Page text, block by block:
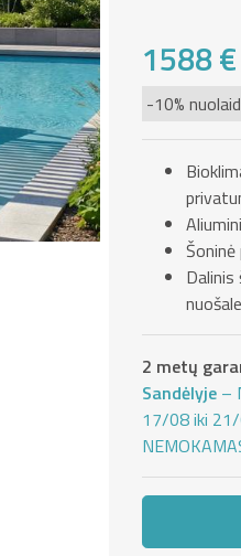
1588 €
-10%
2 metų
Sandėlyje –
17/08 iki